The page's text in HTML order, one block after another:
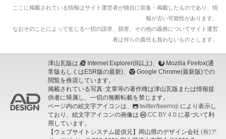
ここに掲載されている情報はサイト運営者が独自に収集・掲載したものであり、情
報が古い可能性があります。
なおそのことによって生じる一切の請求、損害、その他の義務についてサイト運営
者は何らの責任も負わないものとします。
津山瓦版は Internet Explorer(8以上)、
Mozilla Firefox(通
常版もしくはESR版の最新)、
Google Chrome(最新版)での
閲覧を推奨しています。
掲載されている写真･文章等の著作権は津山瓦版または情報提
供者に帰属し、一切の無断転載を禁じます。
ページ内の絵文字アイコンは、
twitter/twemoji により表示し
ており、絵文字アイコンの画像は
CC BY 4.0 に基づいて利
用しています。
【ウェブサイトシステム提供元】岡山県のデザイン会社 (有)ア